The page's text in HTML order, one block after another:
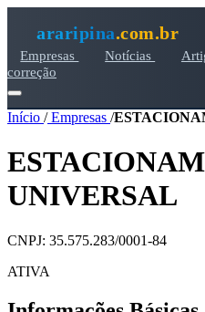
araripina.com.br
Empresas Notícias
correção
Início /Empresas /
UNIVERSAL
CNPJ: 35.575.283/0001-84
ATIVA